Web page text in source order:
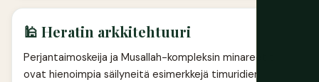
🕌 Heratin arkkitehtuuri
Perjantaimoskeija ja Musallah-kompleksin minareetit
ovat hienoimpia säilyneitä esimerkkejä timuridien